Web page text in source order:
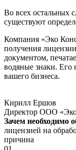
Во всех остальных
существуют
Компания «Эко
получения
документом,
водяные знаки. Его
вашего бизнеса.
Кирилл Ершов
Директор ООО
Зачем необходимо
лицензией на
причина